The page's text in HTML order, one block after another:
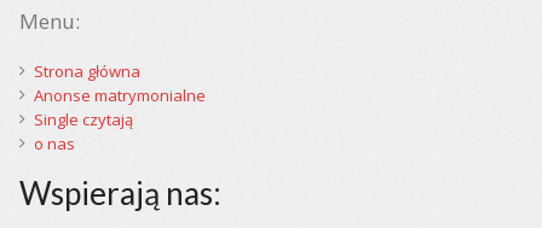
Menu:
Strona główna
Anonse matrymonialne
Single czytają
o nas
Wspierają nas: